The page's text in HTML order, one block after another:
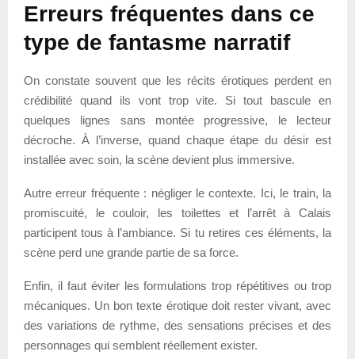
Erreurs fréquentes dans ce
type de fantasme narratif
On constate souvent que les récits érotiques perdent en
crédibilité quand ils vont trop vite. Si tout bascule en
quelques lignes sans montée progressive, le lecteur
décroche. À l’inverse, quand chaque étape du désir est
installée avec soin, la scène devient plus immersive.
Autre erreur fréquente : négliger le contexte. Ici, le train, la
promiscuité, le couloir, les toilettes et l’arrêt à Calais
participent tous à l’ambiance. Si tu retires ces éléments, la
scène perd une grande partie de sa force.
Enfin, il faut éviter les formulations trop répétitives ou trop
mécaniques. Un bon texte érotique doit rester vivant, avec
des variations de rythme, des sensations précises et des
personnages qui semblent réellement exister.